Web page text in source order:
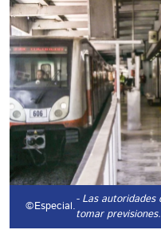
©Especial.- Las
tomar previsiones.